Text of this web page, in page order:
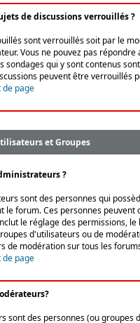
de discussions verrouillés ?
sont verrouillés soit par le
Vous ne pouvez pas répondre
sondages qui y sont contenus
peuvent être verrouillés
de page
et Groupes
?
sont des personnes qui
le forum. Ces personnes
le réglage des permissions,
d'utilisateurs ou de
de modération sur tous les
de page
sont des personnes (ou groupes